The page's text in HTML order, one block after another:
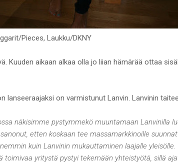
Pieces, Laukku/DKNY
Kuuden aikaan alkaa olla jo liian hämärää ottaa
lanseeraajaksi on varmistunut Lanvin. Lanvinin
näkisimme pystymmekö muuntamaan Lanvinilla
etten koskaan tee massamarkkinoille
kuin Lanvinin mukauttaminen laajalle
toimivaa yritystä pystyi tekemään yhteistyötä, sillä